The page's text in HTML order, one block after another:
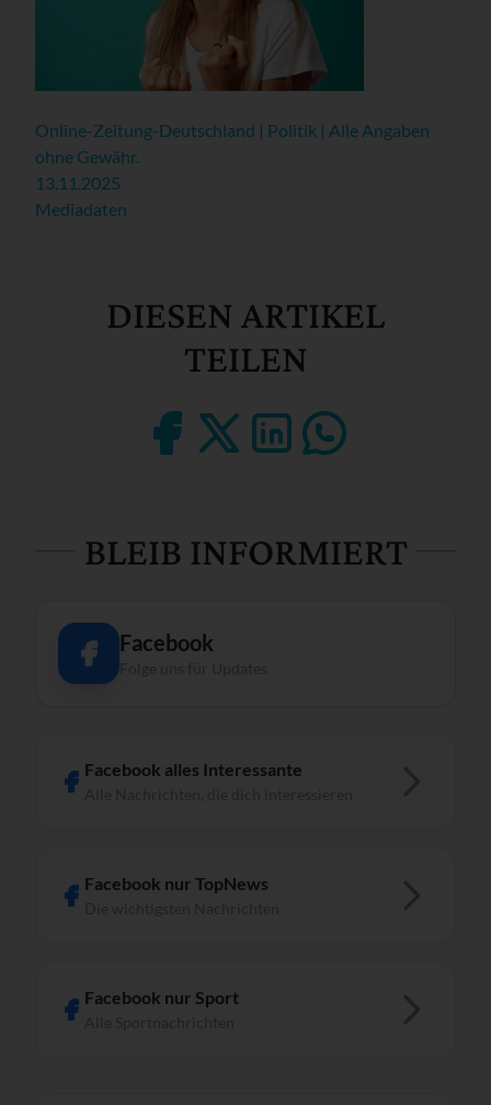
Online-Zeitung-Deutschland | Politik | Alle Angaben
ohne Gewähr.
13.11.2025
Mediadaten
DIESEN ARTIKEL
TEILEN
BLEIB INFORMIERT
Facebook
Facebook alles Interessante
Facebook nur TopNews
Facebook nur Sport